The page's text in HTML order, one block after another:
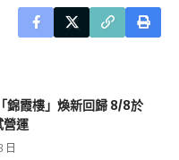
錦霞樓」煥新回歸 8/8於
營運
日